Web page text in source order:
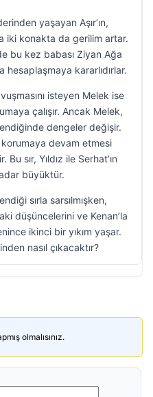
yaşayan Aşır’ın,
iki konakta da gerilim artar.
bu kez babası Ziyan Ağa
hesaplaşmaya kararlıdırlar.
isteyen Melek ise
çalışır. Ancak Melek,
dengeler değişir.
devam etmesi
sır, Yıldız ile Serhat’ın
büyüktür.
sırla sarsılmışken,
düşüncelerini ve Kenan’la
ikinci bir yıkım yaşar.
nasıl çıkacaktır?
olmalısınız.